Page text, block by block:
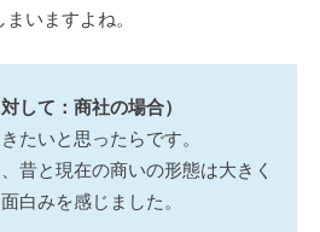
いますよね。
して：商社の場合）
たいと思ったらです。
昔と現在の商いの形態は大きく
白みを感じました。